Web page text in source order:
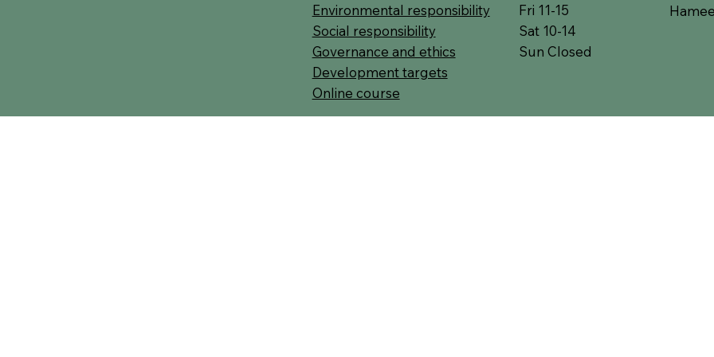
Environmental responsibility
Social responsibility
Governance and ethics
Development targets
Online course
Fri 11-15
Sat 10-14
Sun Closed